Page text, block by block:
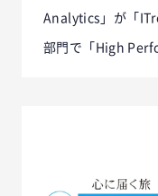
Analytics」が「
部門で「High